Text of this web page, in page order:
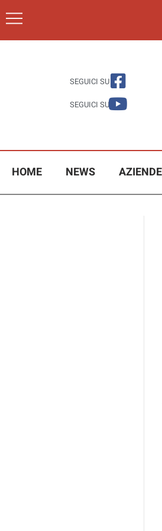
SEGUICI SU
SEGUICI SU
HOME NEWS AZIENDE